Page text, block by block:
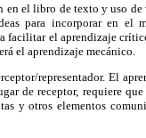
el libro de texto y uso
para incorporar en el
facilitar el aprendizaje
el aprendizaje mecánico.
representador. El
de receptor, requiere
y otros elementos